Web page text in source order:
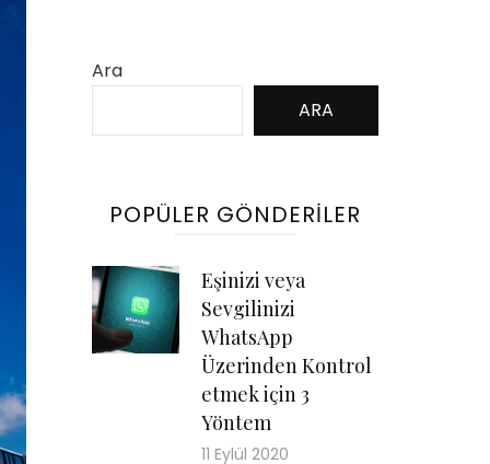
Ara
ARA
POPÜLER GÖNDERILER
Eşinizi veya
Sevgilinizi
WhatsApp
Üzerinden Kontrol
etmek için 3
Yöntem
11 Eylül 2020